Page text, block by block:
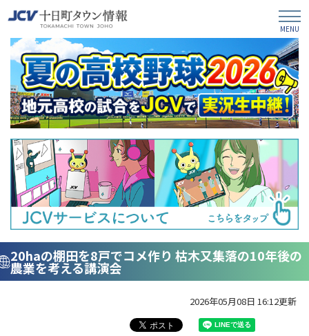
20haの棚田を8戸でコメ作り 枯木又集落の10年後の
農業を考える講演会
2026年05月08日 16:12更新